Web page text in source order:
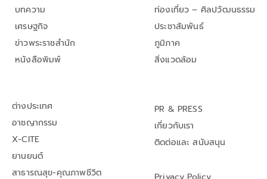
บทความ
เศรษฐกิจ
ข่าวพระราชสำนัก
หนังสือพิมพ์
ท่องเที่ยว – ศิลปวัฒนธรรม
ประชาสัมพันธ์
ภูมิภาค
สิ่งแวดล้อม
ต่างประเทศ
อาชญากรรม
X-CITE
ยานยนต์
สาธารณสุข-คุณภาพชีวิต
PR & PRESS
เกี่ยวกับเรา
ติดต่อและ สนับสนุน